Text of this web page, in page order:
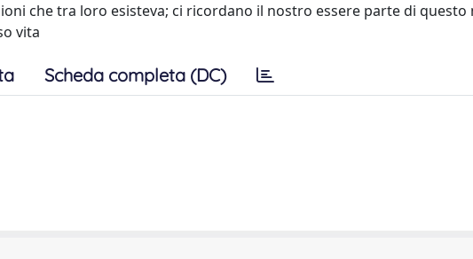
che tra loro esisteva; ci ricordano il nostro essere parte di questo
vita
Scheda completa (DC)